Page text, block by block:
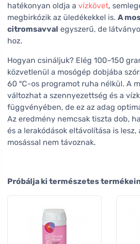
hatékonyan oldja a vízkövet,
megbirkózik az üledékekkel is. A
citromsavval egyszerű, de
hoz.
Hogyan csináljuk? Elég 100–150
közvetlenül a mosógép dobjába
60 °C-os programot ruha nélkül. A
változhat a szennyezettség és a
függvényében, de ez az adag
Az eredmény nemcsak tiszta dob,
és a lerakódások eltávolítása is lesz,
mosással nem távoznak.
Próbálja ki természetes